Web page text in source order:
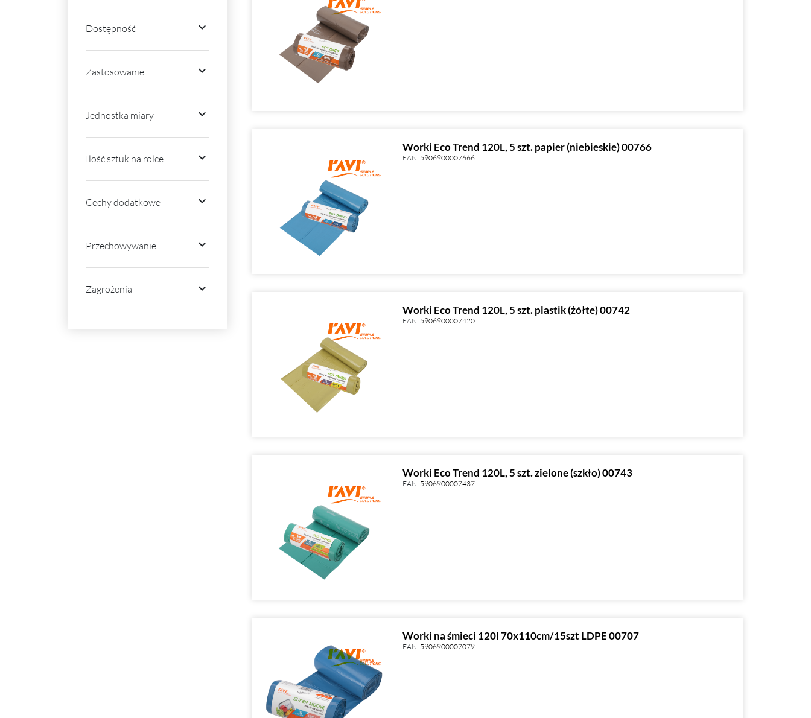
Dostępność 
Zastosowanie 
Jednostka miary 
Ilość sztuk na rolce 
Cechy dodatkowe 
Przechowywanie 
Zagrożenia 
Worki Eco Trend 120L, 5 szt. papier (niebieskie) 00766
EAN: 5906900007666
Worki Eco Trend 120L, 5 szt. plastik (żółte) 00742
EAN: 5906900007420
Worki Eco Trend 120L, 5 szt. zielone (szkło) 00743
EAN: 5906900007437
Worki na śmieci 120l 70x110cm/15szt LDPE 00707
EAN: 5906900007079